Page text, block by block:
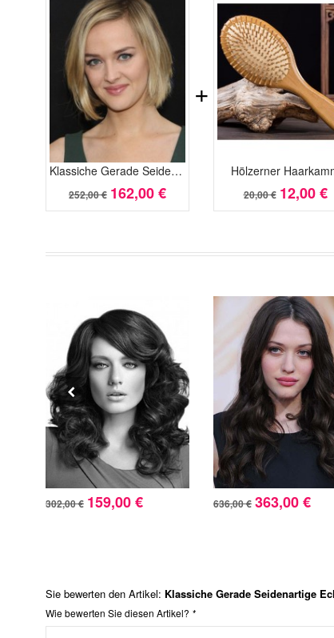
Klassiche Gerade Seidenartige Echthaar Spitzefront Perücke
252,00 € 162,00 €
Hölzerner
20,00 € 12,00 €
+
302,00 € 159,00 € 636,00 € 363,00 €
Sie bewerten den Artikel: Klassiche Gerade Seidenartige
Wie bewerten Sie diesen Artikel? *